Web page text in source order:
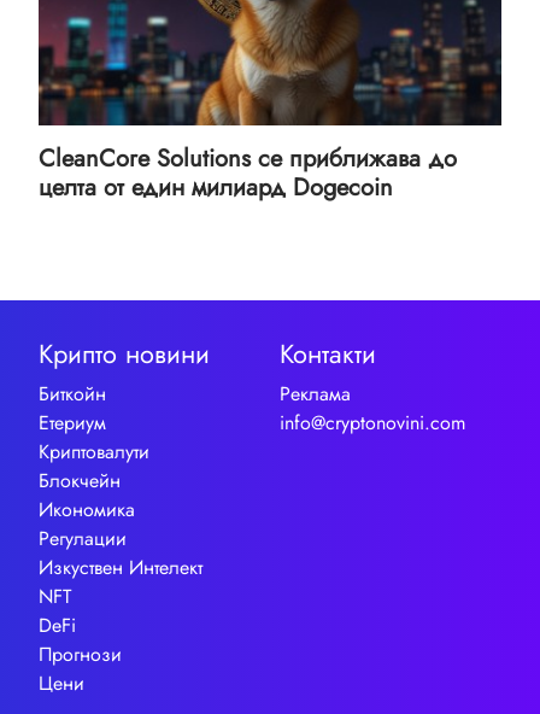
CleanCore Solutions се приближава до
целта от един милиард Dogecoin
Крипто новини
Биткойн
Етериум
Криптовалути
Блокчейн
Икономика
Регулации
Изкуствен Интелект
NFT
DeFi
Прогнози
Цени
Контакти
Реклама
info@cryptonovini.com